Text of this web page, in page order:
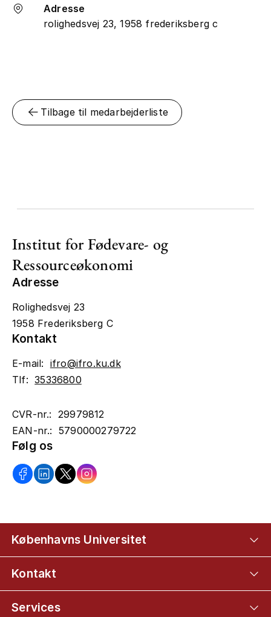
Adresse
rolighedsvej 23, 1958 frederiksberg c
Tilbage til medarbejderliste
Institut for Fødevare- og
Ressourceøkonomi
Adresse
Rolighedsvej 23
1958 Frederiksberg C
Kontakt
E-mail: ifro@ifro.ku.dk
Tlf:35336800
CVR-nr.: 29979812
EAN-nr.: 5790000279722
Følg os
Københavns Universitet
Kontakt
Services